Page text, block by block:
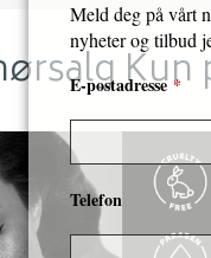
Kun
Meld deg på vårt
nyheter og tilbud
E-postadresse*
Telefon